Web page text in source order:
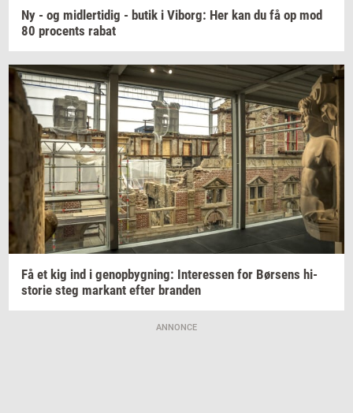
Ny - og mid­ler­ti­dig - butik i Vi­borg: Her kan du få op mod
80 pro­cents rabat
Få et kig ind i genop­byg­ning: In­ter­es­sen for Bør­sens hi­
sto­rie steg mar­kant efter bran­den
ANNONCE